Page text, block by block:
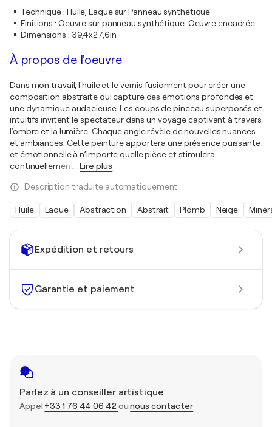
Expédition et retours
Garantie et paiement
Parlez à un conseiller artistique
Appel +33 1 76 44 06 42 ounous contacter
Technique: Huile, Laque sur Panneau synthétique
Finitions : Oeuvre sur panneau synthétique. Oeuvre encadrée.
Dimensions : 39,4x27,6in
À propos de l'oeuvre
Dans mon travail, l'huile et le vernis fusionnent pour créer une
composition abstraite qui capture des émotions profondes et
une dynamique audacieuse. Les coups de pinceau superposés et
intuitifs invitent le spectateur dans un voyage captivant à travers
l'ombre et la lumière. Chaque angle révèle de nouvelles nuances
et ambiances. Cette peinture apportera une présence puissante
et émotionnelle à n’importe quelle pièce et stimulera
continuellement
Lire plus
Description traduite automatiquement.
Huile Laque Abstraction Abstrait Plomb Neige